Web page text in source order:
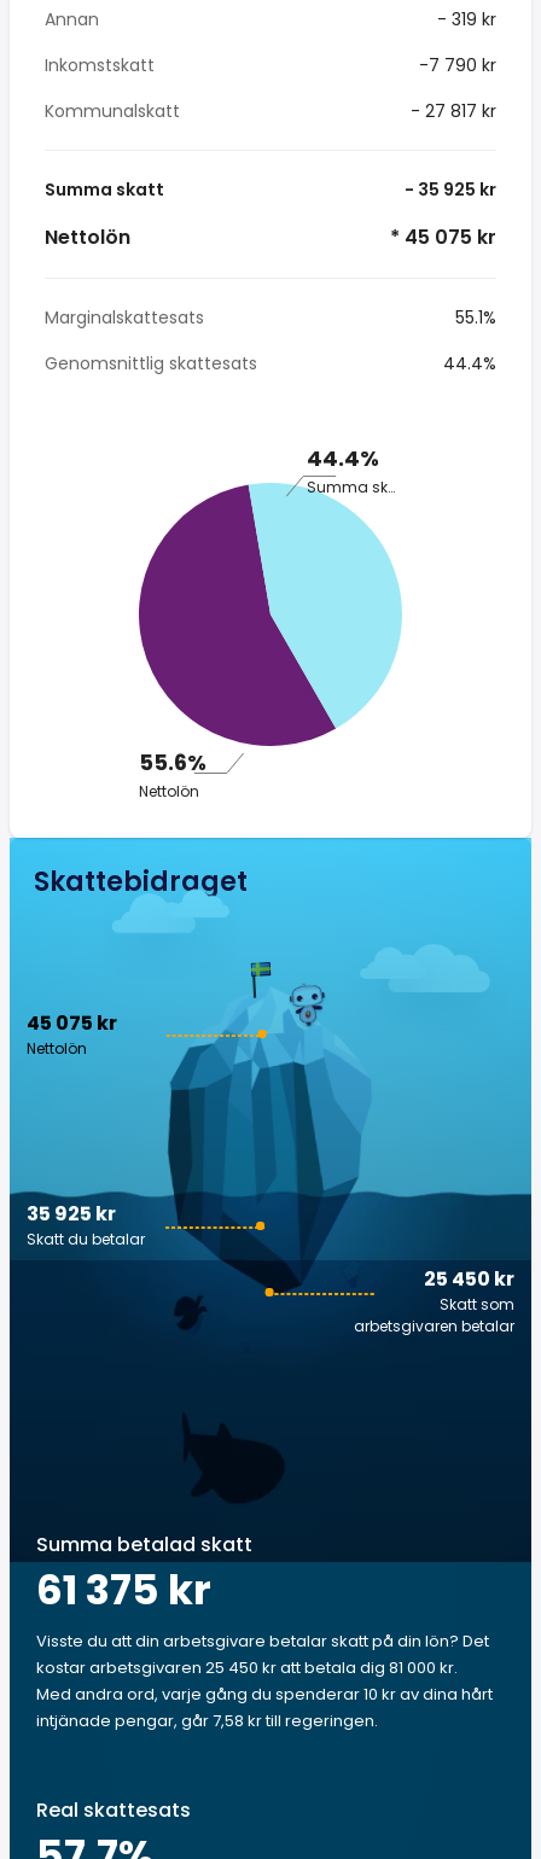
Annan
- 319 kr
Inkomstskatt
-7 790 kr
Kommunalskatt
- 27 817 kr
Summa skatt - 35 925 kr
Nettolön * 45 075 kr
Marginalskattesats
55.1%
Genomsnittlig skattesats
44.4%
44.4%
Summa skatt
55.6%
Nettolön
Skattebidraget
45 075 kr
Nettolön
25 450 kr
Skatt som
arbetsgivaren betalar
35 925 kr
Skatt du betalar
Summa betalad skatt
61 375 kr
Visste du att din arbetsgivare betalar skatt på din lön? Det
kostar arbetsgivaren 25 450 kr att betala dig 81 000 kr.
Med andra ord, varje gång du spenderar 10 kr av dina hårt
intjänade pengar, går 7,58 kr till regeringen.
Real skattesats